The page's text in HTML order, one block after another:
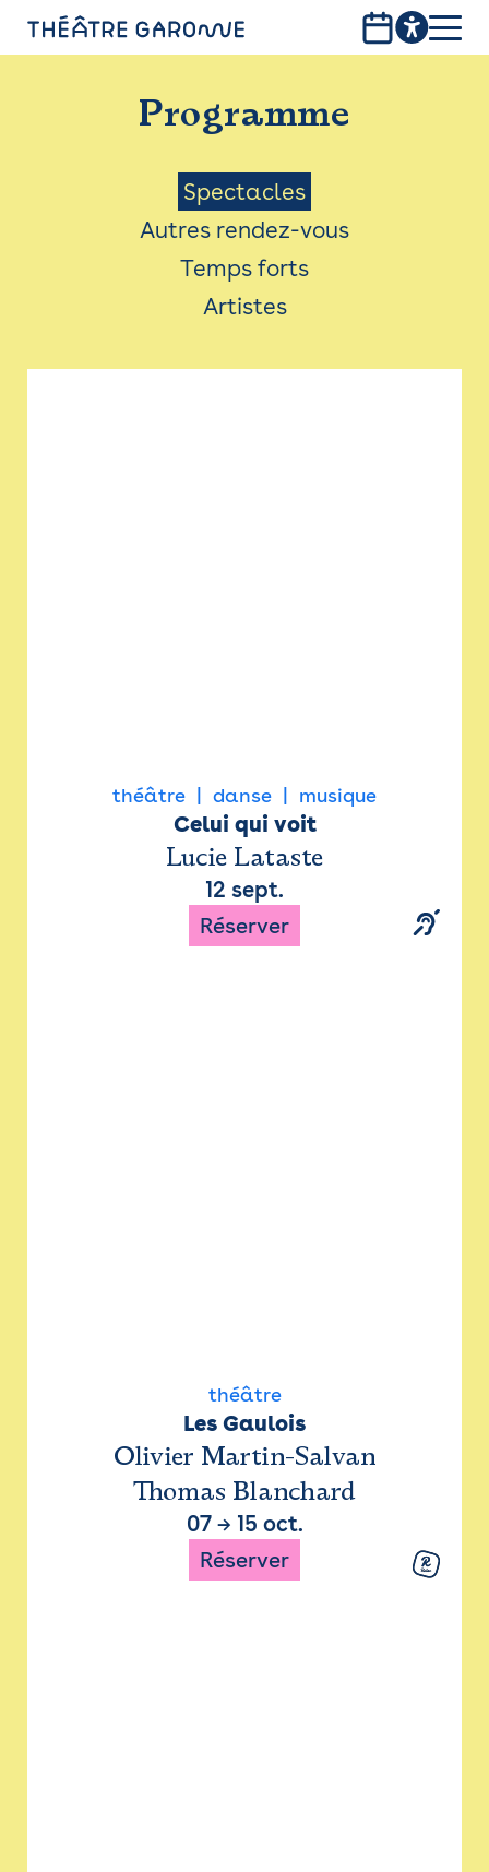
PROGRAMME
INFOS PRATIQUES
AVEC LES PUBLICS
ACCESSIBILITÉ
LES PRODUCTIONS
Programme
Menu
Saison
Spectacles
Autres rendez-vous
Temps forts
Artistes
théâtre danse musique
Celui qui voit
Lucie Lataste
12 sept.
Réserver
théâtre
Les Gaulois
Olivier Martin-Salvan
Thomas Blanchard
07→ 15 oct.
Réserver